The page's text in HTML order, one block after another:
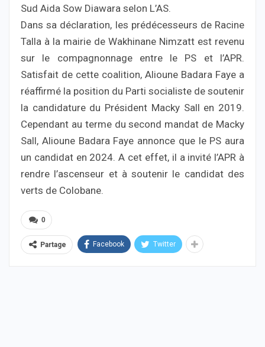
Sud Aida Sow Diawara selon L’AS.
Dans sa déclaration, les prédécesseurs de Racine
Talla à la mairie de Wakhinane Nimzatt est revenu
sur le compagnonnage entre le PS et l’APR.
Satisfait de cette coalition, Alioune Badara Faye a
réaffirmé la position du Parti socialiste de soutenir
la candidature du Président Macky Sall en 2019.
Cependant au terme du second mandat de Macky
Sall, Alioune Badara Faye annonce que le PS aura
un candidat en 2024. A cet effet, il a invité l’APR à
rendre l’ascenseur et à soutenir le candidat des
verts de Colobane.
0
Partage Facebook Twitter